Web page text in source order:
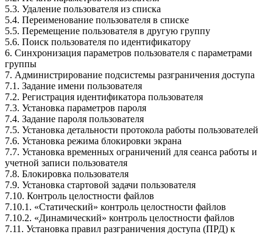
5.3. Удаление пользователя из списка
5.4. Переименование пользователя в списке
5.5. Перемещение пользователя в другую группу
5.6. Поиск пользователя по идентификатору
6. Синхронизация параметров пользователя с параметрами
группы
7. Администрирование подсистемы разграничения доступа
7.1. Задание имени пользователя
7.2. Регистрация идентификатора пользователя
7.3. Установка параметров пароля
7.4. Задание пароля пользователя
7.5. Установка детальности протокола работы пользователей
7.6. Установка режима блокировки экрана
7.7. Установка временных ограничений для сеанса работы и
учетной записи пользователя
7.8. Блокировка пользователя
7.9. Установка стартовой задачи пользователя
7.10. Контроль целостности файлов
7.10.1. «Статический» контроль целостности файлов
7.10.2. «Динамический» контроль целостности файлов
7.11. Установка правил разграничения доступа (ПРД) к